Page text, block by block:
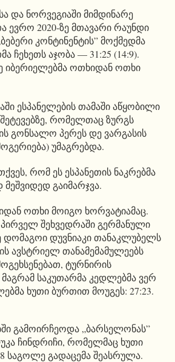
და ნორვეგიაში მიმდინარე
2020-ზე მთავარი რაუნდი
კონტინენტის” მოქმედმა
ჩეხეთს აჯობა — 31:25 (14:9).
იბერიელებმა ოთხიდან ოთხი
ესპანელების თამაში აწყობილი
რომელთაც ზურგს
გონსალო პერეს დე ვარგასის
უმაგრებდა.
რომ ეს ესპანეთის ნაკრებმა
გაიმარჯვა.
ოთხი მოიგო ხორვატიამაც.
შეხვედრაში გერმანული
დომაგოი დუვნიაკი თანაკლუბელს
ავსტრიელ თანამემამულეებს
ტურნირის
საკუთარმა კედლებმა ვერ
ხუთი ბურთით მოუგეს: 27:23.
გამოირჩეოდა „ბარსელონას”
ჩინდრიჩი, რომელმაც ხუთი
საგოლე გადაცემა შეასრულა.